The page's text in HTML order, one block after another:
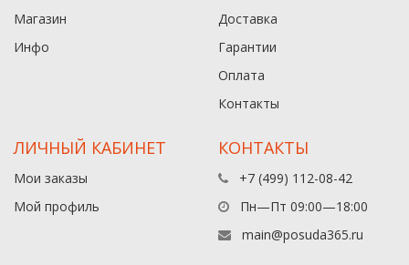
Магазин
Инфо
Доставка
Гарантии
Оплата
Контакты
ЛИЧНЫЙ КАБИНЕТ
Мои заказы
Мой профиль
КОНТАКТЫ
+7 (499) 112-08-42
Пн—Пт 09:00—18:00
main@posuda365.ru